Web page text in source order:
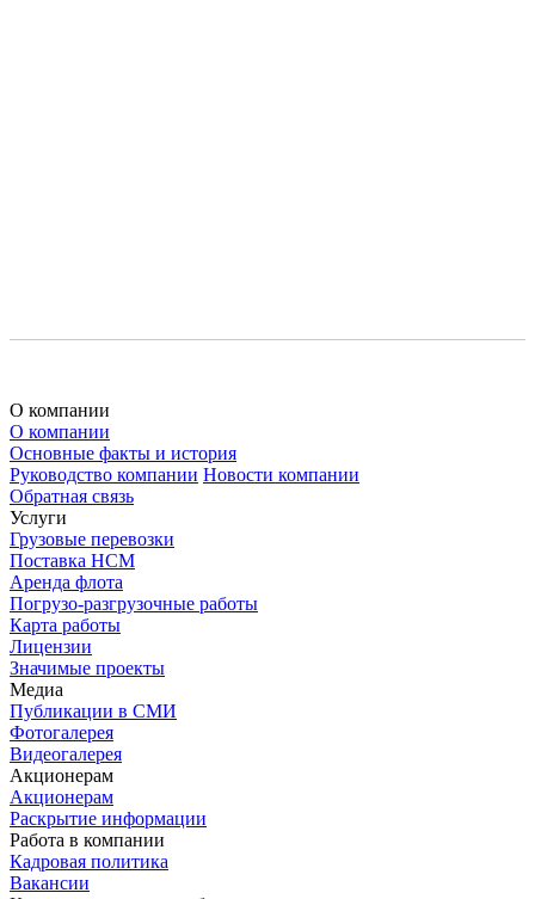
О компании
О компании
Основные факты и история
Руководство компании Новости компании
Обратная связь
Услуги
Грузовые перевозки
Поставка НСМ
Аренда флота
Погрузо-разгрузочные работы
Карта работы
Лицензии
Значимые проекты
Медиа
Публикации в СМИ
Фотогалерея
Видеогалерея
Акционерам
Акционерам
Раскрытие информации
Работа в компании
Кадровая политика
Вакансии